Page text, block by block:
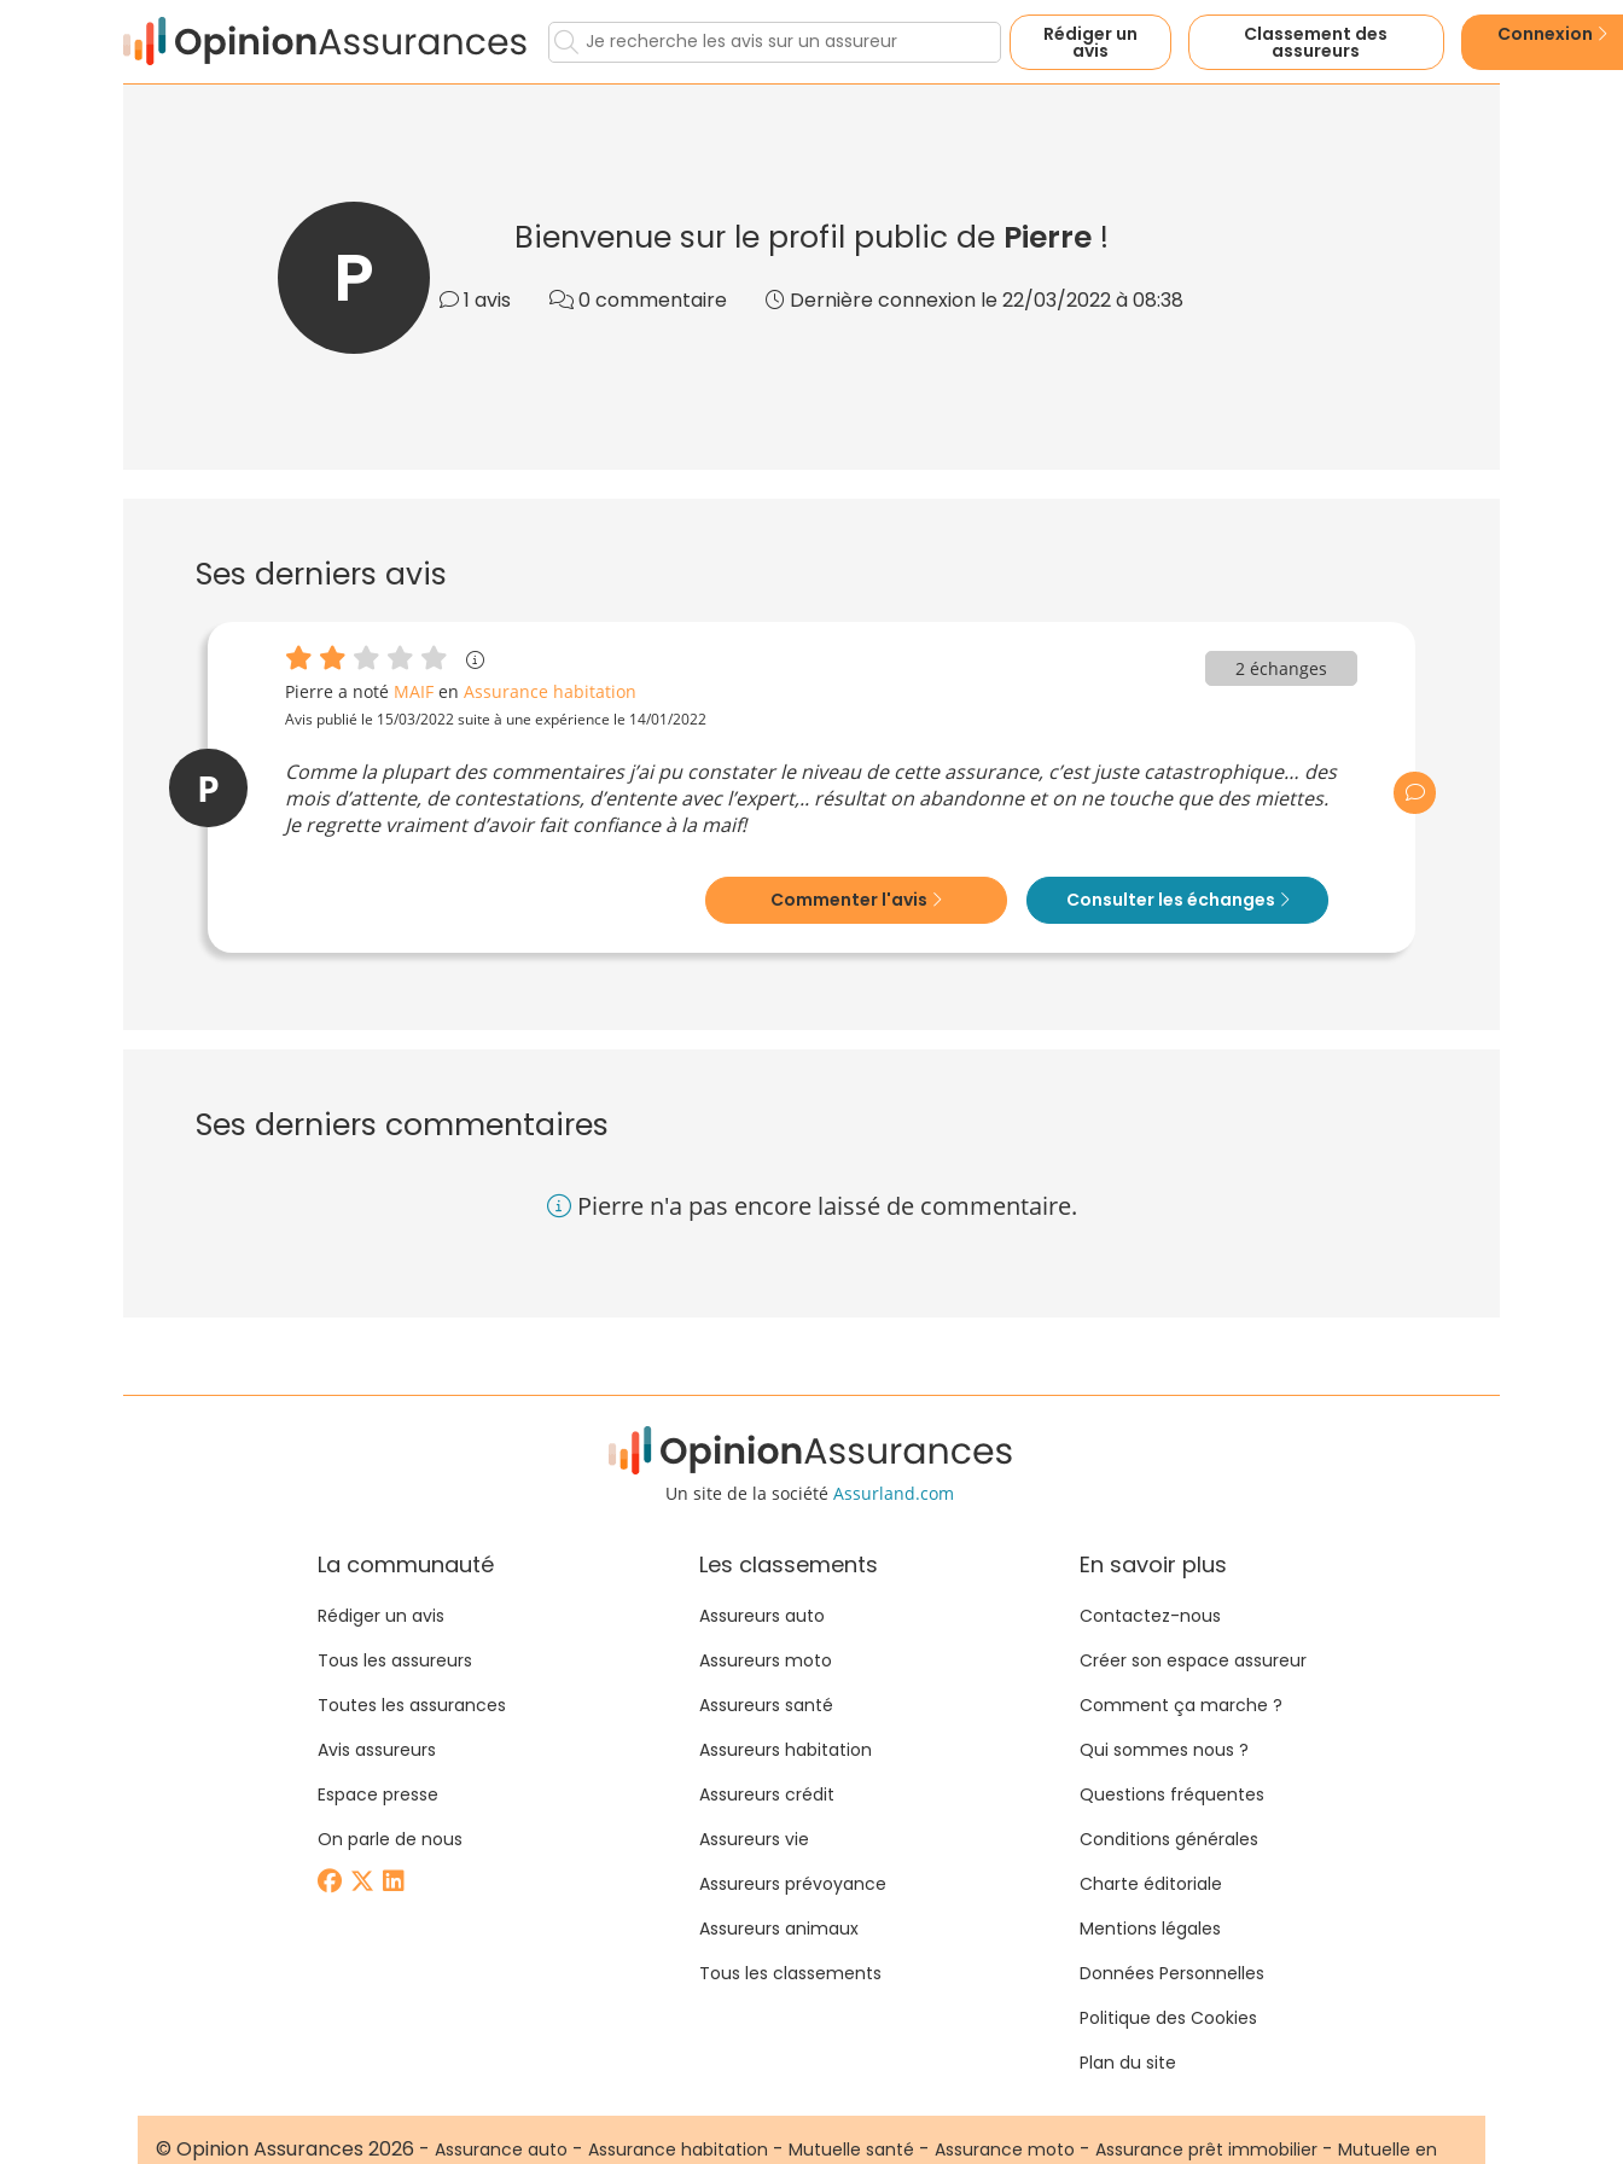
Rédiger un
avis
Classement des
assureurs
Connexion
P Bienvenue sur le profil public de Pierre !
1 avis 0 commentaire Dernière connexion le 22/03/2022 à 08:38
Ses derniers avis
P
Pierre a noté MAIF en Assurance habitation
Avis publié le 15/03/2022 suite à une expérience le 14/01/2022
2 échanges
Comme la plupart des commentaires j’ai pu constater le niveau de cette assurance, c’est juste catastrophique… des
mois d’attente, de contestations, d’entente avec l’expert,.. résultat on abandonne et on ne touche que des miettes.
Je regrette vraiment d’avoir fait confiance à la maif!
Commenter l'avis Consulter les échanges
Ses derniers commentaires
Pierre n'a pas encore laissé de commentaire.
Un site de la société Assurland.com
La communauté
Rédiger un avis
Tous les assureurs
Toutes les assurances
Avis assureurs
Espace presse
On parle de nous
Les classements
Assureurs auto
Assureurs moto
Assureurs santé
Assureurs habitation
Assureurs crédit
Assureurs vie
Assureurs prévoyance
Assureurs animaux
Tous les classements
En savoir plus
Contactez-nous
Créer son espace assureur
Comment ça marche ?
Qui sommes nous ?
Questions fréquentes
Conditions générales
Charte éditoriale
Mentions légales
Données Personnelles
Politique des Cookies
Plan du site
© Opinion Assurances 2026 - Assurance auto - Assurance habitation - Mutuelle santé - Assurance moto - Assurance prêt immobilier - Mutuelle en